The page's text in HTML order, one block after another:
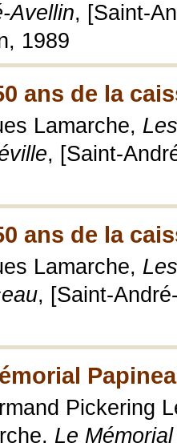
Avellin, [Saint-
1989
ans de la
Lamarche,
, [Saint-
ans de la
Lamarche,
, [Saint-
Pickering
Le